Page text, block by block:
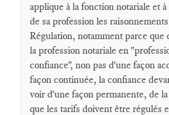
applique à la fonction notariale et
de sa profession les
Régulation, notamment parce que
la profession notariale en
confiance", non pas d'une façon
façon continuée, la confiance
voir d'une façon permanente, de
que les tarifs doivent être régulés